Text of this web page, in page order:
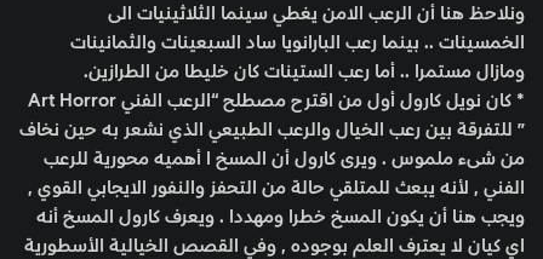
ونلاحظ هنا أن الرعب الامن يغطي سينما الثلاثينيات الى
الخمسينات .. بينما رعب البارانويا ساد السبعينات والثمانينات
ومازال مستمرا .. أما رعب الستينات كان خليطا من الطرازين.
* كان نويل كارول أول من اقترح مصطلح “الرعب الفني Art Horror
” للتفرقة بين رعب الخيال والرعب الطبيعي الذي نشعر به حين نخاف
من شىء ملموس . ويرى كارول أن المسخ ا أهميه محورية للرعب
الفني , لأنه يبعث للمتلقي حالة من التحفز والنفور الايجابي القوي ,
ويجب هنا أن يكون المسخ خطرا ومهددا . ويعرف كارول المسخ أنه
اي كيان لا يعترف العلم بوجوده , وفي القصص الخيالية الأسطورية